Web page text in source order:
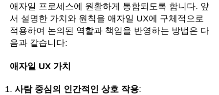
애자일 프로세스에 원활하게 통합되도록 합니다. 앞
서 설명한 가치와 원칙을 애자일 UX에 구체적으로
적용하여 논의된 역할과 책임을 반영하는 방법은 다
음과 같습니다:
애자일 UX 가치
사람 중심의 인간적인 상호 작용: